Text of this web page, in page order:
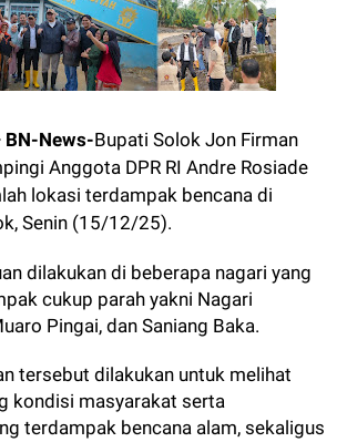
News-Bupati Solok Jon Firman
Anggota DPR RI Andre Rosiade
lokasi terdampak bencana di
Senin (15/12/25).
dilakukan di beberapa nagari yang
cukup parah yakni Nagari
Pingai, dan Saniang Baka.
tersebut dilakukan untuk melihat
kondisi masyarakat serta
terdampak bencana alam, sekaligus